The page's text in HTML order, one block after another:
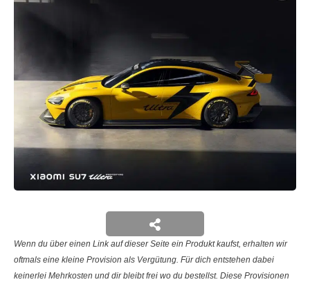
Wenn du über einen Link auf dieser Seite ein Produkt kaufst, erhalten wir
oftmals eine kleine Provision als Vergütung. Für dich entstehen dabei
keinerlei Mehrkosten und dir bleibt frei wo du bestellst. Diese Provisionen